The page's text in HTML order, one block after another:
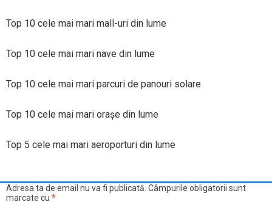
Top 10 cele mai mari mall-uri din lume
Top 10 cele mai mari nave din lume
Top 10 cele mai mari parcuri de panouri solare
Top 10 cele mai mari oraşe din lume
Top 5 cele mai mari aeroporturi din lume
Adresa ta de email nu va fi publicată. Câmpurile obligatorii sunt
marcate cu *